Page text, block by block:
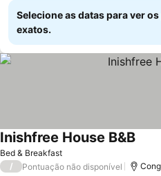
Selecione as datas para ver
exatos.
Bed & Breakfast
Inishfree House B&B
/ Pontuação não disponível